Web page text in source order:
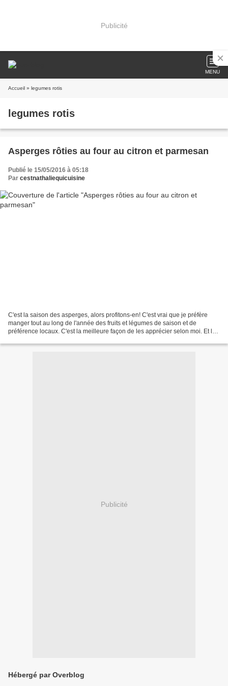
Publicité
MENU
Accueil » legumes rotis
legumes rotis
Asperges rôties au four au citron et parmesan
Publié le 15/05/2016 à 05:18
Par cestnathaliequicuisine
C'est la saison des asperges, alors profitons-en! C'est vrai que je préfère
manger tout au long de l'année des fruits et légumes de saison et de
préférence locaux. C'est la meilleure façon de les apprécier selon moi. Et les
Publicité
Hébergé par Overblog